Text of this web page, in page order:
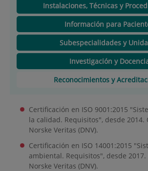
Instalaciones, Técnicas y
Información para
Subespecialidades y
Investigación y
Reconocimientos y
Certificación en ISO 9001:2015
la calidad. Requisitos", desde 2014.
Norske Veritas (DNV).
Certificación en ISO 14001:2015
ambiental. Requisitos", desde
Norske Veritas (DNV).